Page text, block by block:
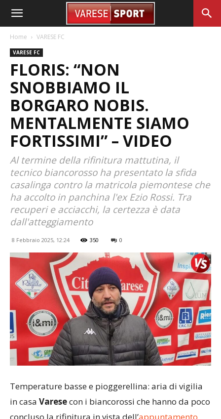
Home VARESE FC
VARESE FC
FLORIS: “NON
SNOBBIAMO IL
BORGARO NOBIS.
MENTALMENTE SIAMO
FORTISSIMI” – VIDEO
Al termine della rifinitura mattutina, il
tecnico biancorosso ha presentato la sfida
casalinga contro la matricola piemontese che
ha accolto in panchina l'ex Ezio Rossi. Tra
recuperi e acciacchi, la certezza è data
dall'atteggiamento
8 Febbraio 2025, 12:24 350 0
Temperature basse e pioggerellina: aria di vigilia
in casa Varesecon i biancorossi che hanno da poco